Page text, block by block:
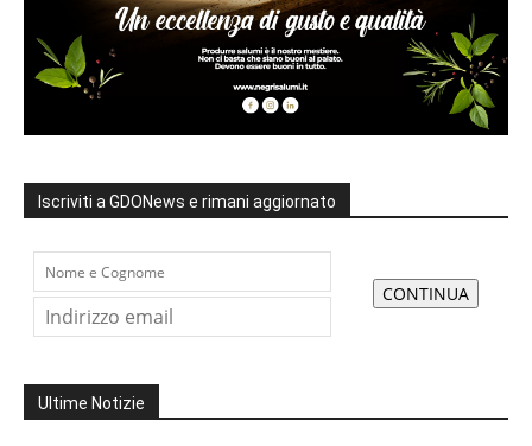
Iscriviti a GDONews e rimani aggiornato
Ultime Notizie